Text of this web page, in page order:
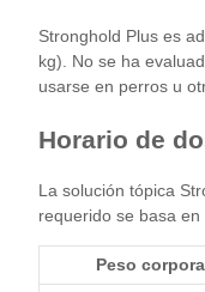
Stronghold Plus es
kg). No se ha
usarse en perros u
Horario de
La solución tópica
requerido se basa
Peso